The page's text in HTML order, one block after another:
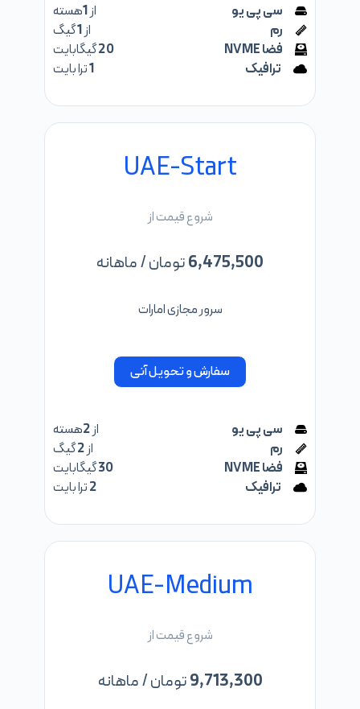
از1 هسته
از1گیگ
20گیگابایت
1ترا بایت
سی پی یو
رم
فضا NVME
ترافیک
UAE-Start
شروع قیمت از
6,475,500تومان / ماهانه
سرور مجازی امارات
سفارش و تحویل آنی
از2 هسته
از2گیگ
30گیگابایت
2ترا بایت
سی پی یو
رم
فضا NVME
ترافیک
UAE-Medium
شروع قیمت از
9,713,300تومان / ماهانه